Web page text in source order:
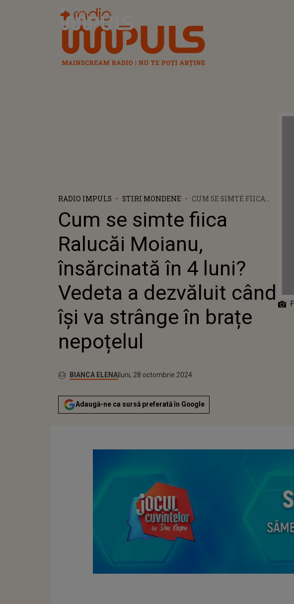
Radio Impuls
RADIO IMPULS STIRI MONDENE
CUM SE SIMTE FIICA
ÎNSĂRCINATĂ ÎN 4
LUNI? VEDETA A
DEZVĂLUIT CÂND ÎȘI VA
STRÂNGE ÎN BRAȚE
NEPOȚELUL
Cum se simte fiica
Ralucăi Moianu,
însărcinată în 4 luni?
Vedeta a dezvăluit când
își va strânge în brațe
nepoțelul
Autor:BIANCA ELENA Publicat:
luni, 28 octombrie 2024
Adaugă-ne ca sursă preferată în Google